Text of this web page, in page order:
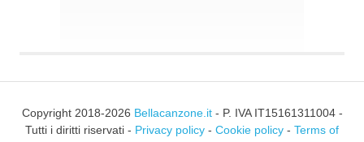
Copyright 2018-2026 Bellacanzone.it- P. IVA IT15161311004 -
Tutti i diritti riservati - Privacy policy - Cookie policy - Terms of